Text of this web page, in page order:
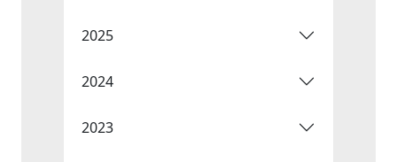
2025
2024
2023